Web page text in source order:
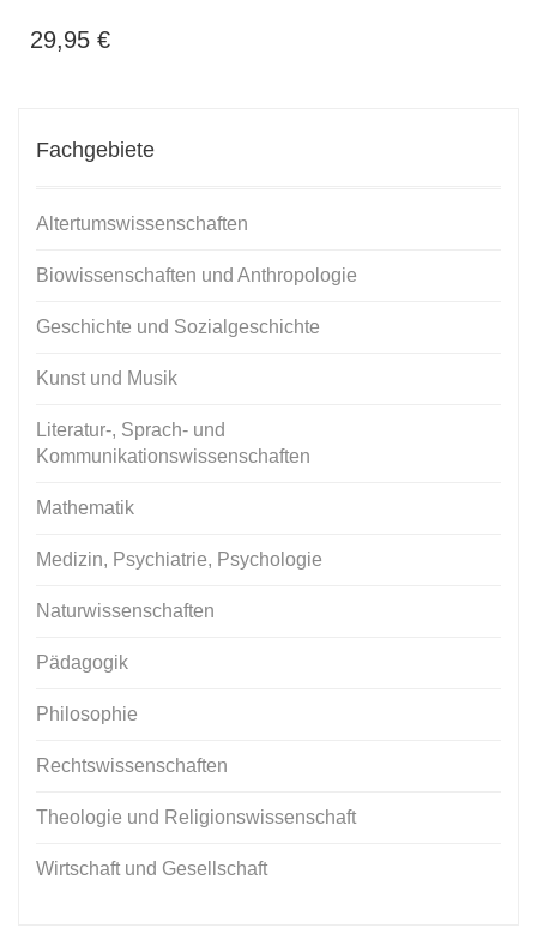
29,95 €
Fachgebiete
Altertumswissenschaften
Biowissenschaften und Anthropologie
Geschichte und Sozialgeschichte
Kunst und Musik
Literatur-, Sprach- und
Kommunikationswissenschaften
Mathematik
Medizin, Psychiatrie, Psychologie
Naturwissenschaften
Pädagogik
Philosophie
Rechtswissenschaften
Theologie und Religionswissenschaft
Wirtschaft und Gesellschaft